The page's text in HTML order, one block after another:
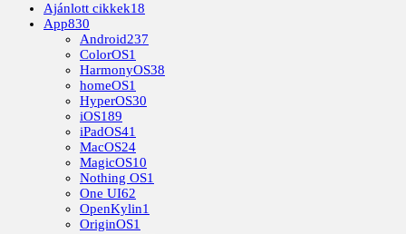
Ajánlott cikkek18
App830
Android237
ColorOS1
HarmonyOS38
homeOS1
HyperOS30
iOS189
iPadOS41
MacOS24
MagicOS10
Nothing OS1
One UI62
OpenKylin1
OriginOS1